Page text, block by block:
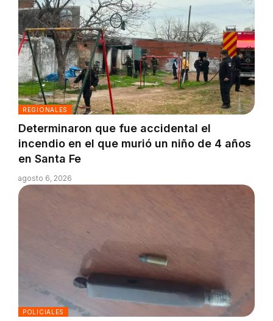
REGIONALES
Determinaron que fue accidental el
incendio en el que murió un niño de 4 años
en Santa Fe
agosto 6, 2026
POLICIALES